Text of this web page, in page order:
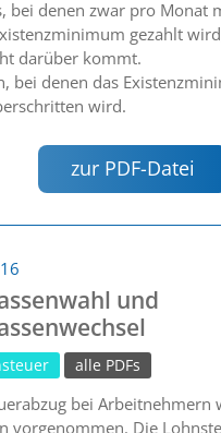
bei denen zwar pro Monat
gezahlt
darüber kommt.
bei denen das
wird.
zur PDF-Datei
und
alle PDFs
bei Arbeitnehmern
vorgenommen. Die